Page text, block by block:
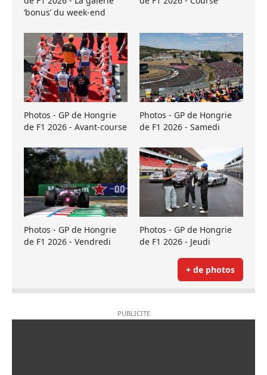
’bonus’ du week-end
Photos - GP de Hongrie
de F1 2026 - Avant-course
Photos - GP de Hongrie
de F1 2026 - Samedi
Photos - GP de Hongrie
de F1 2026 - Vendredi
Photos - GP de Hongrie
de F1 2026 - Jeudi
+ de photos